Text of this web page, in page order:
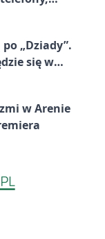
„Dziady”.
się w
w Arenie